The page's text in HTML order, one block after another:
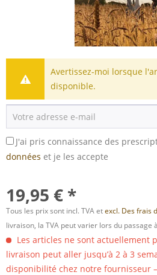
Avertissez-moi lorsque
disponible.
J'ai pris connaissance des
données et je les accepte
19,95 € *
Tous les prix sont incl. TVA etexcl. Des frais
livraison, la TVA peut varier lors du passage
Les articles ne sont actuellement
livraison peut aller jusqu’à 2 à 3
disponibilité chez notre fournisseur